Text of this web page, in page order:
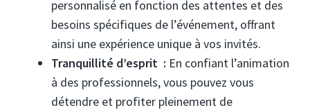
personnalisé en fonction des attentes et des
besoins spécifiques de l’événement, offrant
ainsi une expérience unique à vos invités.
Tranquillité d’esprit : En confiant l’animation
à des professionnels, vous pouvez vous
détendre et profiter pleinement de